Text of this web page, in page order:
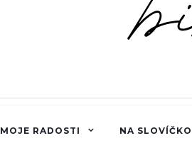
MOJE RADOSTI NA SLOVÍČKO